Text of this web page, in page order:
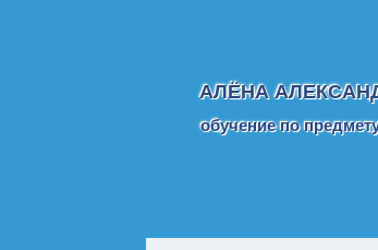
АЛЁНА
обучение по